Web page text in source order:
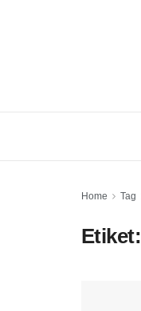
Home Tag
Etiket: